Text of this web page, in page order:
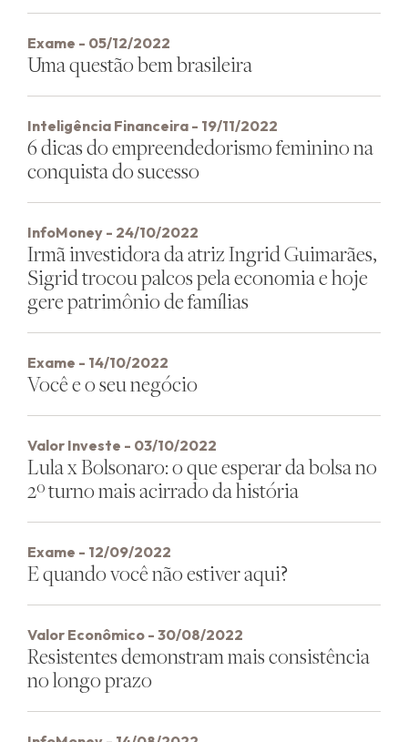
Exame - 05/12/2022
Uma questão bem brasileira
Inteligência Financeira - 19/11/2022
6 dicas do empreendedorismo feminino na
conquista do sucesso
InfoMoney - 24/10/2022
Irmã investidora da atriz Ingrid Guimarães,
Sigrid trocou palcos pela economia e hoje
gere patrimônio de famílias
Exame - 14/10/2022
Você e o seu negócio
Valor Investe - 03/10/2022
Lula x Bolsonaro: o que esperar da bolsa no
2º turno mais acirrado da história
Exame - 12/09/2022
E quando você não estiver aqui?
Valor Econômico - 30/08/2022
Resistentes demonstram mais consistência
no longo prazo